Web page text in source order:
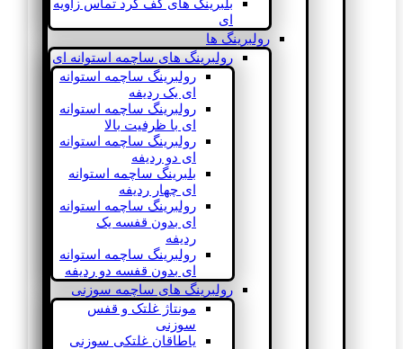
بلبرینگ های کف گرد تماس زاویه
ای
رولبرینگ ها
رولبرینگ های ساچمه استوانه ای
رولبرینگ ساچمه استوانه
ای یک ردیفه
رولبرینگ ساچمه استوانه
ای با ظرفیت بالا
رولبرینگ ساچمه استوانه
ای دو ردیفه
بلبرینگ ساچمه استوانه
ای چهار ردیفه
رولبرینگ ساچمه استوانه
ای بدون قفسه یک
ردیفه
رولبرینگ ساچمه استوانه
ای بدون قفسه دو ردیفه
رولبرینگ های ساچمه سوزنی
مونتاژ غلتک و قفس
سوزنی
یاطاقان غلتکی سوزنی